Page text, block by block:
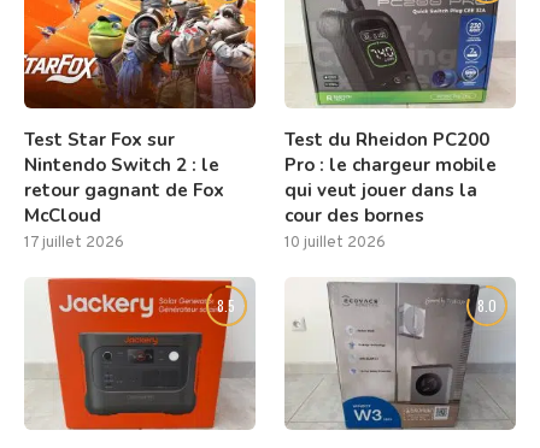
Test Star Fox sur
Nintendo Switch 2 : le
retour gagnant de Fox
McCloud
17 juillet 2026
Test du Rheidon PC200
Pro : le chargeur mobile
qui veut jouer dans la
cour des bornes
10 juillet 2026
8.5 8.0